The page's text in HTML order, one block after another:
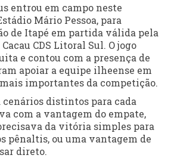
entrou em campo neste
Mário Pessoa, para
de Itapé em partida válida pela
CDS Litoral Sul. O jogo
e contou com a presença de
apoiar a equipe ilheense em
importantes da competição.
distintos para cada
com a vantagem do empate,
da vitória simples para
pênaltis, ou uma vantagem de
direto.